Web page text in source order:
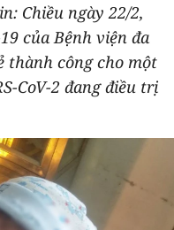
Chiều ngày 22/2,
của Bệnh viện đa
thành công cho một
CoV-2 đang điều trị